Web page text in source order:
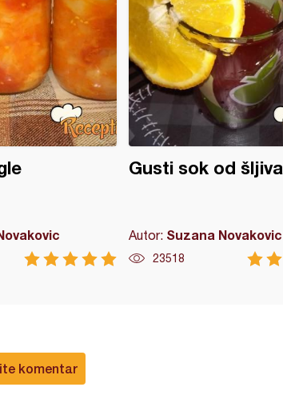
Gusti sok od šljiva
Autor: Suzana Novakovic
23518
komentar